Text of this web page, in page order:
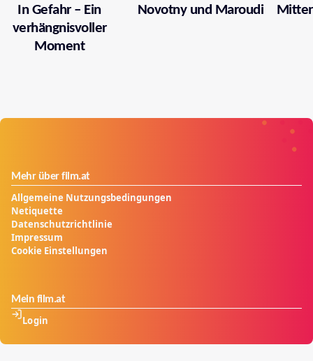
In Gefahr – Ein
verhängnisvoller
Moment
Novotny und Maroudi
Mehr über film.at
Allgemeine Nutzungsbedingungen
Netiquette
Datenschutzrichtlinie
Impressum
Cookie Einstellungen
Mein film.at
Login